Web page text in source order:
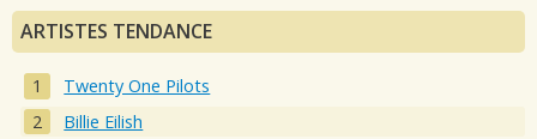
ARTISTES TENDANCE
Twenty One Pilots
Billie Eilish